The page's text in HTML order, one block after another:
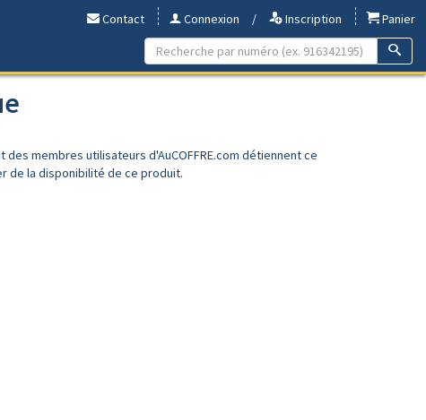
Contact Connexion / Inscription
Panier
membres utilisateurs d'AuCOFFRE.com détiennent ce
de la disponibilité de ce produit.